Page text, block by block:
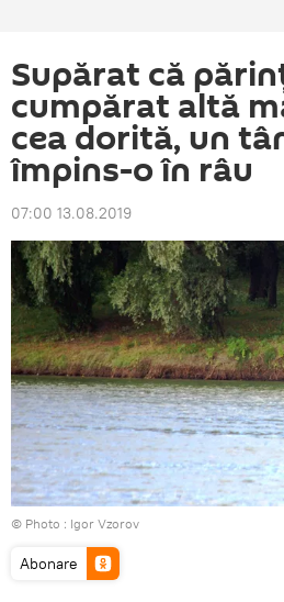
Supărat că
cumpărat altă
cea dorită, un
împins-o în râu
07:00 13.08.2019
© Photo : Igor Vzorov
Abonare